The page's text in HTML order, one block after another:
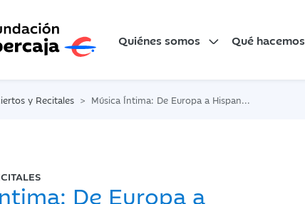
Quiénes somos Qué hacemos
y Recitales Música Íntima: De Europa a Hispanoamérica. Auxiliadora Toledano
De Europa a